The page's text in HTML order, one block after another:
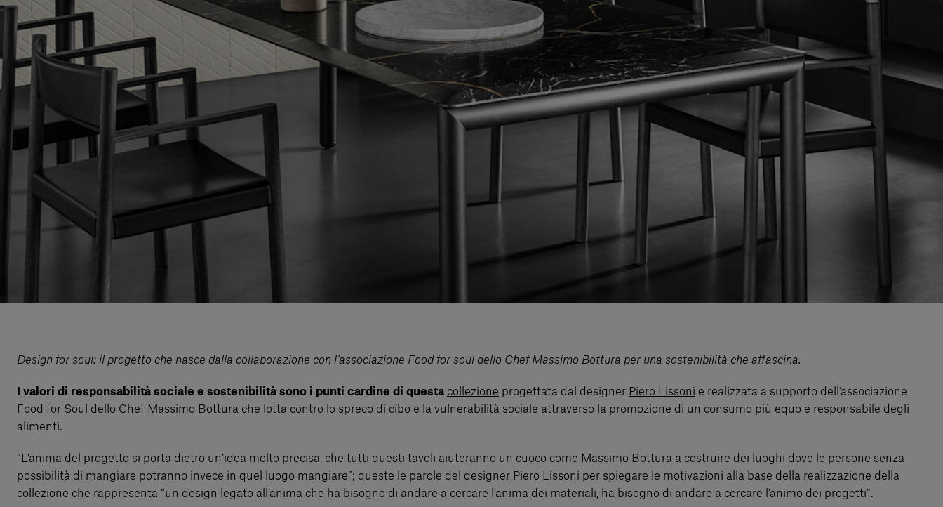
Design for soul: il progetto che nasce dalla collaborazione con l’associazione Food for soul dello Chef Massimo Bottura per una sostenibilità che affascina.
I valori di responsabilità sociale e sostenibilità sono i punti cardine di questa collezione progettata dal designer Piero Lissoni e realizzata a supporto dell’associazione
Food for Soul dello Chef Massimo Bottura che lotta contro lo spreco di cibo e la vulnerabilità sociale attraverso la promozione di un consumo più equo e responsabile degli
alimenti.
“L’anima del progetto si porta dietro un’idea molto precisa, che tutti questi tavoli aiuteranno un cuoco come Massimo Bottura a costruire dei luoghi dove le persone senza
possibilità di mangiare potranno invece in quel luogo mangiare”; queste le parole del designer Piero Lissoni per spiegare le motivazioni alla base della realizzazione della
collezione che rappresenta “un design legato all’anima che ha bisogno di andare a cercare l’anima dei materiali, ha bisogno di andare a cercare l’animo dei progetti”.